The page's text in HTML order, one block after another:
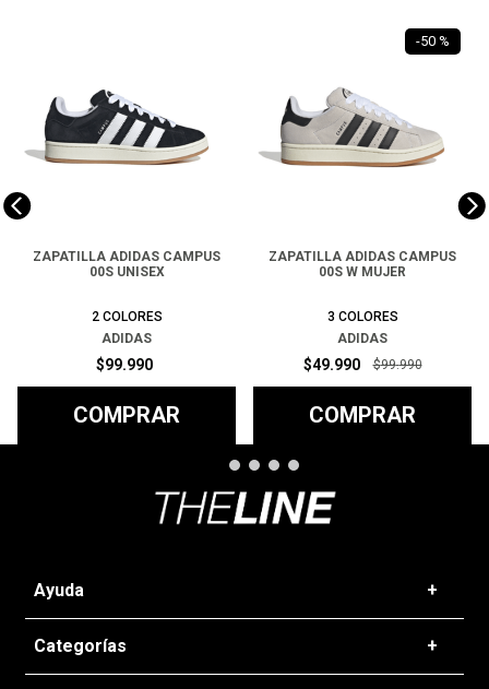
ZAPATILLA ADIDAS CAMPUS
00S UNISEX
2 COLORES
ADIDAS
$99.990
COMPRAR
-50 %
ZAPATILLA ADIDAS CAMPUS
00S W MUJER
3 COLORES
ADIDAS
$49.990 $99.990
COMPRAR
Ayuda +
Preguntas frecuentes
T&C - Políticas de Envío
Categorías +